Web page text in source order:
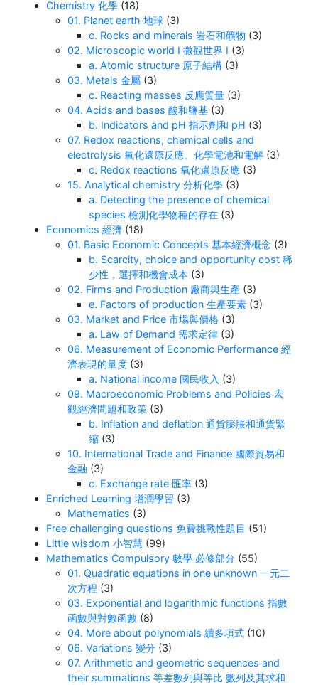
Chemistry 化學 (18)
01. Planet earth 地球 (3)
c. Rocks and minerals 岩石和礦物 (3)
02. Microscopic world I 微觀世界 I (3)
a. Atomic structure 原子結構 (3)
03. Metals 金屬 (3)
c. Reacting masses 反應質量 (3)
04. Acids and bases 酸和鹽基 (3)
b. Indicators and pH 指示劑和 pH (3)
07. Redox reactions, chemical cells and
electrolysis 氧化還原反應、化學電池和電解 (3)
c. Redox reactions 氧化還原反應 (3)
15. Analytical chemistry 分析化學 (3)
a. Detecting the presence of chemical
species 檢測化學物種的存在 (3)
Economics 經濟 (18)
01. Basic Economic Concepts 基本經濟概念 (3)
b. Scarcity, choice and opportunity cost 稀
少性，選擇和機會成本 (3)
02. Firms and Production 廠商與生產 (3)
e. Factors of production 生產要素 (3)
03. Market and Price 市場與價格 (3)
a. Law of Demand 需求定律 (3)
06. Measurement of Economic Performance 經
濟表現的量度 (3)
a. National income 國民收入 (3)
09. Macroeconomic Problems and Policies 宏
觀經濟問題和政策 (3)
b. Inflation and deflation 通貨膨脹和通貨緊
縮 (3)
10. International Trade and Finance 國際貿易和
金融 (3)
c. Exchange rate 匯率 (3)
Enriched Learning 增潤學習 (3)
Mathematics (3)
Free challenging questions 免費挑戰性題目 (51)
Little wisdom 小智慧 (99)
Mathematics Compulsory 數學 必修部分 (55)
01. Quadratic equations in one unknown 一元二
次方程 (3)
03. Exponential and logarithmic functions 指數
函數與對數函數 (8)
04. More about polynomials 續多項式 (10)
06. Variations 變分 (3)
07. Arithmetic and geometric sequences and
their summations 等差數列與等比 數列及其求和